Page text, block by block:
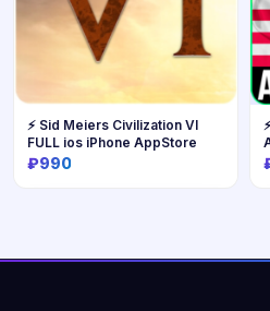
⚡️ Sid Meiers Civilization VI
FULL ios iPhone AppStore
₽990